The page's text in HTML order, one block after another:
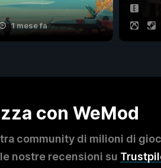
1 mese fa
con WeMod
community di milioni di
nostre recensioni su